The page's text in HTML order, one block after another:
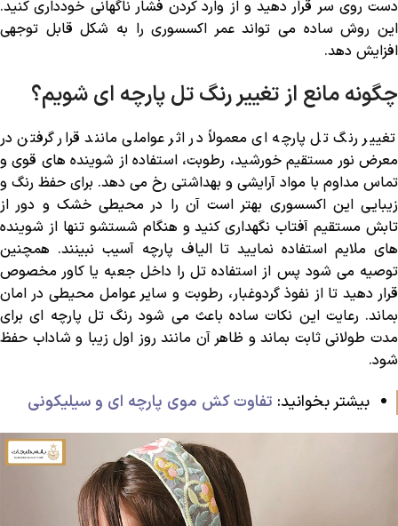
دست روی سر قرار دهید و از وارد کردن فشار ناگهانی خودداری کنید.
این روش ساده می ‌تواند عمر اکسسوری را به شکل قابل توجهی
افزایش دهد.
چگونه مانع از تغییر رنگ تل پارچه ‌ای شویم؟
تغییر رنگ تل پارچه ‌ای معمولاً در اثر عواملی مانند قرار گرفتن در
معرض نور مستقیم خورشید، رطوبت، استفاده از شوینده ‌های قوی و
تماس مداوم با مواد آرایشی و بهداشتی رخ می ‌دهد. برای حفظ رنگ و
زیبایی این اکسسوری بهتر است آن را در محیطی خشک و دور از
تابش مستقیم آفتاب نگهداری کنید و هنگام شستشو تنها از شوینده
‌های ملایم استفاده نمایید تا الیاف پارچه آسیب نبینند. همچنین
توصیه می ‌شود پس از استفاده تل را داخل جعبه یا کاور مخصوص
قرار دهید تا از نفوذ گردوغبار، رطوبت و سایر عوامل محیطی در امان
بماند. رعایت این نکات ساده باعث می ‌شود رنگ تل پارچه ‌ای برای
مدت طولانی ثابت بماند و ظاهر آن مانند روز اول زیبا و شاداب حفظ
شود.
بیشتر بخوانید: تفاوت کش موی پارچه ‌ای و سیلیکونی